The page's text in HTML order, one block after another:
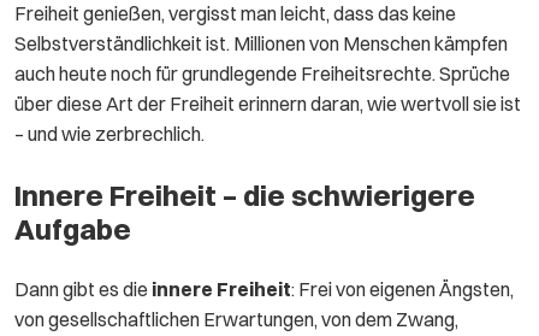
Freiheit genießen, vergisst man leicht, dass das keine
Selbstverständlichkeit ist. Millionen von Menschen kämpfen
auch heute noch für grundlegende Freiheitsrechte. Sprüche
über diese Art der Freiheit erinnern daran, wie wertvoll sie ist
– und wie zerbrechlich.
Innere Freiheit – die schwierigere
Aufgabe
Dann gibt es die innere Freiheit: Frei von eigenen Ängsten,
von gesellschaftlichen Erwartungen, von dem Zwang,